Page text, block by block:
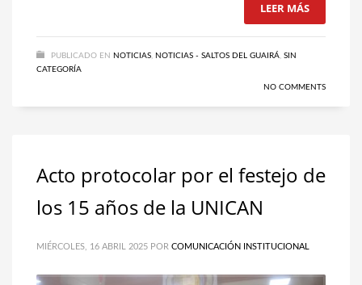
LEER MÁS
PUBLICADO EN NOTICIAS, NOTICIAS - SALTOS DEL GUAIRÁ, SIN
CATEGORÍA
NO COMMENTS
Acto protocolar por el festejo de
los 15 años de la UNICAN
MIÉRCOLES, 16 ABRIL 2025 POR COMUNICACIÓN INSTITUCIONAL